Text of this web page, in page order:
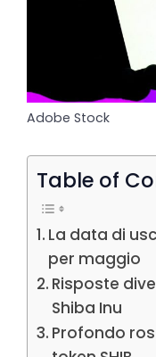
Adobe Stock
Table of
La data di
per maggio
Risposte
Shiba Inu
Profondo